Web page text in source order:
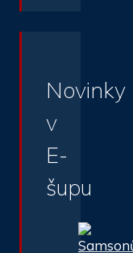
Novinky
v
E-
šupu